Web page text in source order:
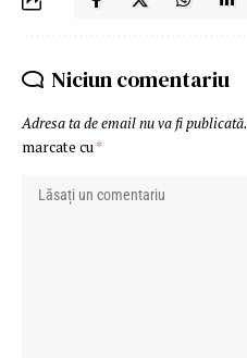
Niciun comentariu
Adresa ta de email nu va fi publicată.
marcate cu*